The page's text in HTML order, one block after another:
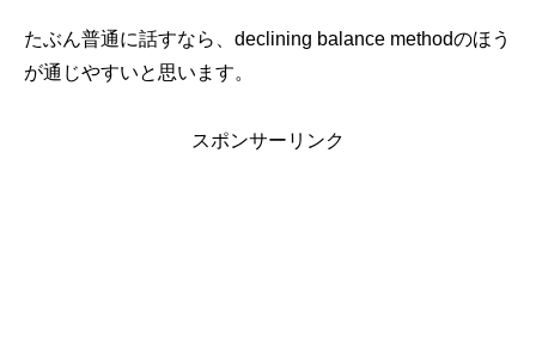
たぶん普通に話すなら、declining balance methodのほう
が通じやすいと思います。
スポンサーリンク